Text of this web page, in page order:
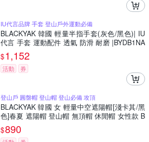
IU代言品牌 手套 登山戶外運動必備
BLACKYAK 韓國 輕量半指手套(灰色/黑色)| IU
代言 手套 運動配件 透氣 防滑 耐磨 |BYDB1NA
N04
$1,152
活動 券
登山戶 圓盤帽 登山帽 登山必備 攻頂
BLACKYAK 韓國 女 輕量中空遮陽帽[淺卡其/黑
色]春夏 遮陽帽 登山帽 無頂帽 休閒帽 女性款 B
YCB1WAG01
$890